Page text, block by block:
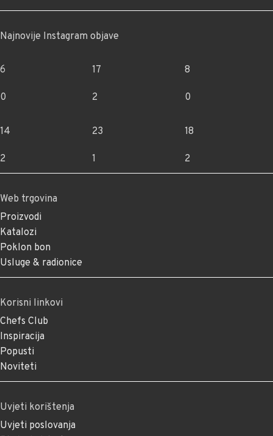
Najnovije Instagram objave
6
0
17
2
8
0
14
2
23
1
18
2
Web trgovina
Proizvodi
Katalozi
Poklon bon
Usluge & radionice
Korisni linkovi
Chefs Club
Inspiracija
Popusti
Noviteti
Uvjeti korištenja
Uvjeti poslovanja